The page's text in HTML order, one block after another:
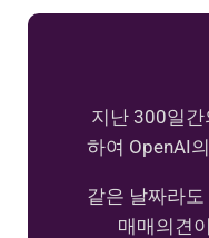
지난 300일
하여 OpenAI
같은 날짜라
매매의견